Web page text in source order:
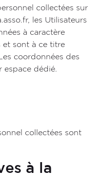
collectées sur
les Utilisateurs
à caractère
et sont à ce titre
coordonnées des
espace dédié.
collectées sont
à la